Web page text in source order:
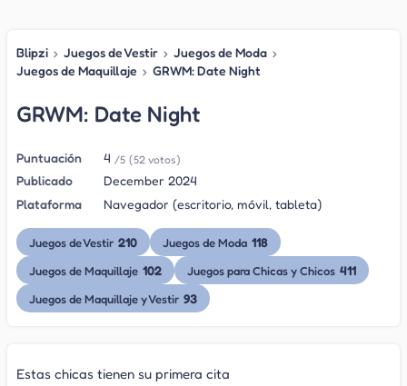
Blipzi › Juegos de Vestir › Juegos de Moda ›
Juegos de Maquillaje › GRWM: Date Night
GRWM: Date Night
Puntuación 4 /5 (52 votos)
Publicado
December 2024
Plataforma
Navegador (escritorio, móvil, tableta)
Juegos de Vestir 210 Juegos de Moda 118
Juegos de Maquillaje 102 Juegos para Chicas y Chicos 411
Juegos de Maquillaje y Vestir 93
Estas chicas tienen su primera cita